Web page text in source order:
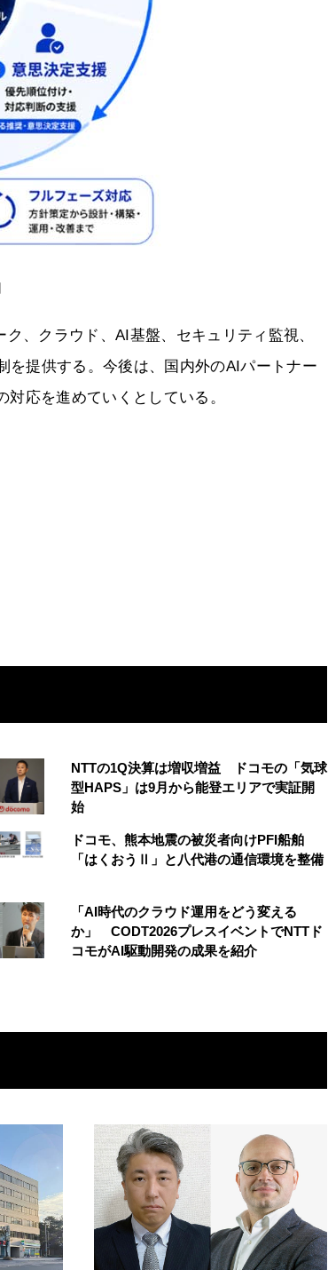
、クラウド、AI基盤、セキュリティ監視、
を提供する。今後は、国内外のAIパートナー
応を進めていくとしている。
NTTの1Q決算は増収増益 ドコモの「気球
型HAPS」は9月から能登エリアで実証開
始
ドコモ、熊本地震の被災者向けPFI船舶
「はくおうⅡ」と八代港の通信環境を整備
「AI時代のクラウド運用をどう変える
か」 CODT2026プレスイベントでNTTド
コモがAI駆動開発の成果を紹介